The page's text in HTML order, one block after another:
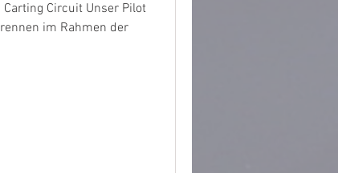
Circuit Unser Pilot
im Rahmen der